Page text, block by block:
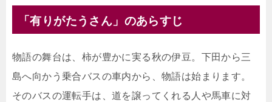
「有りがたうさん」のあらすじ
物語の舞台は、柿が豊かに実る秋の伊豆。下田から三
島へ向かう乗合バスの車内から、物語は始まります。
そのバスの運転手は、道を譲ってくれる人や馬車に対